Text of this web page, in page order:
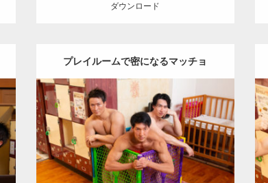
ダウンロード
プレイルームで密になるマッチョ
Update:
2023.02.11
Category:筋肉銭湯2 その他 YOSHI
AKIHITO(細マッチョ) SOSUKE 肩 川口
(埼玉)